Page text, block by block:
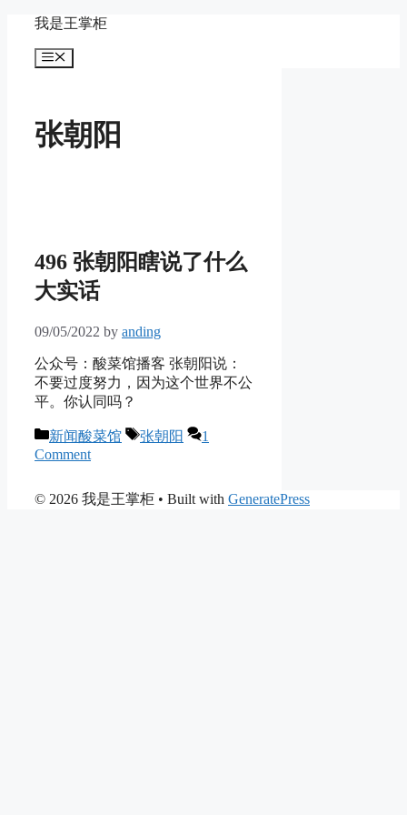
content
我是王掌柜
Menu
张朝阳
496 张朝阳瞎说了什么
大实话
09/05/2022 by anding
公众号：酸菜馆播客 张朝阳说：
不要过度努力，因为这个世界不公
平。你认同吗？
Categories
新闻酸菜馆 Tags
张朝阳
1
Comment
© 2026 我是王掌柜 • Built with GeneratePress